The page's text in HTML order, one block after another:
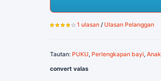
1 ulasan / Ulasan Pelanggan
Tautan: PUKU, Perlengkapan bayi, Anak
convert valas